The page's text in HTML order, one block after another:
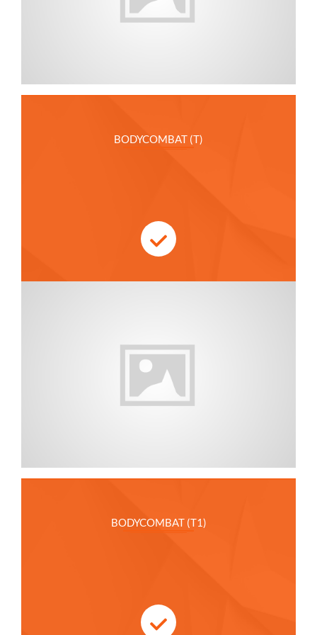
BODYCOMBAT (T)
BODYCOMBAT (T1)